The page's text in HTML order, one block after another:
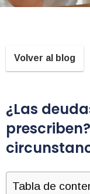
Volver al blog
¿Las
Tabla de